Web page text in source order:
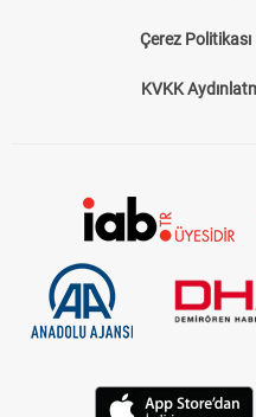
Çerez Politikası
KVKK